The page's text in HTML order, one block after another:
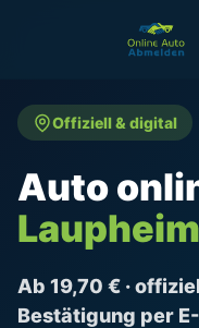
Offiziell & digital
Auto
Laupheim
Ab 19,70 € ·
Bestätigung per